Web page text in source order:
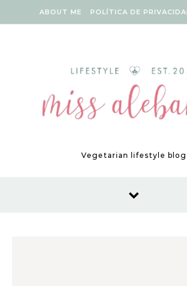
ABOUT ME POLÍTICA DE
Vegetarian lifestyle blog